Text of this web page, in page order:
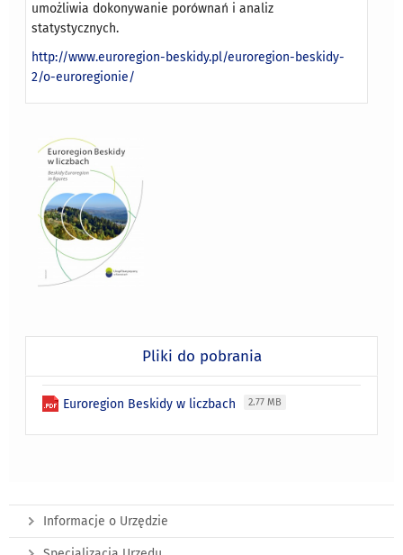
umożliwia dokonywanie porównań i analiz
statystycznych.
http://www.euroregion-beskidy.pl/euroregion-beskidy-
2/o-euroregionie/
Pliki do pobrania
Euroregion Beskidy w liczbach 2.77 MB
Informacje o Urzędzie